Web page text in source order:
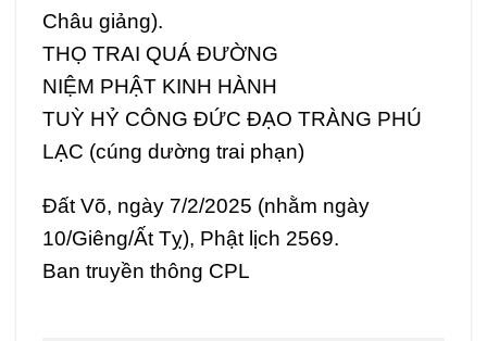
Châu giảng).
THỌ TRAI QUÁ ĐƯỜNG
NIỆM PHẬT KINH HÀNH
TUỲ HỶ CÔNG ĐỨC ĐẠO TRÀNG PHÚ
LẠC (cúng dường trai phạn)
Đất Võ, ngày 7/2/2025 (nhằm ngày
10/Giêng/Ất Tỵ), Phật lịch 2569.
Ban truyền thông CPL